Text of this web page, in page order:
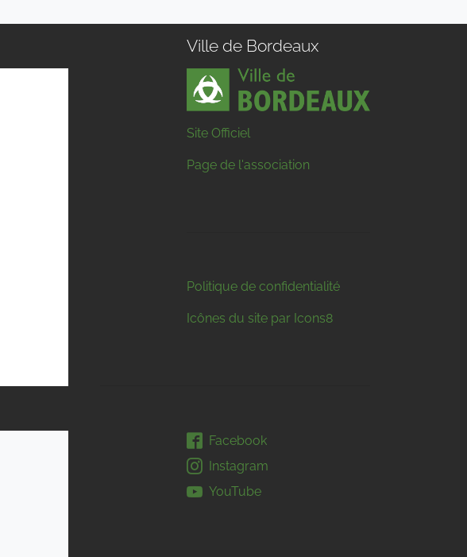
Ville de Bordeaux
Site Officiel
Page de l'association
Politique de confidentialité
Icônes du site par Icons8
Facebook
Instagram
YouTube